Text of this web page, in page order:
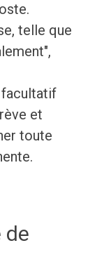
telle que
facultatif
et
toute
de